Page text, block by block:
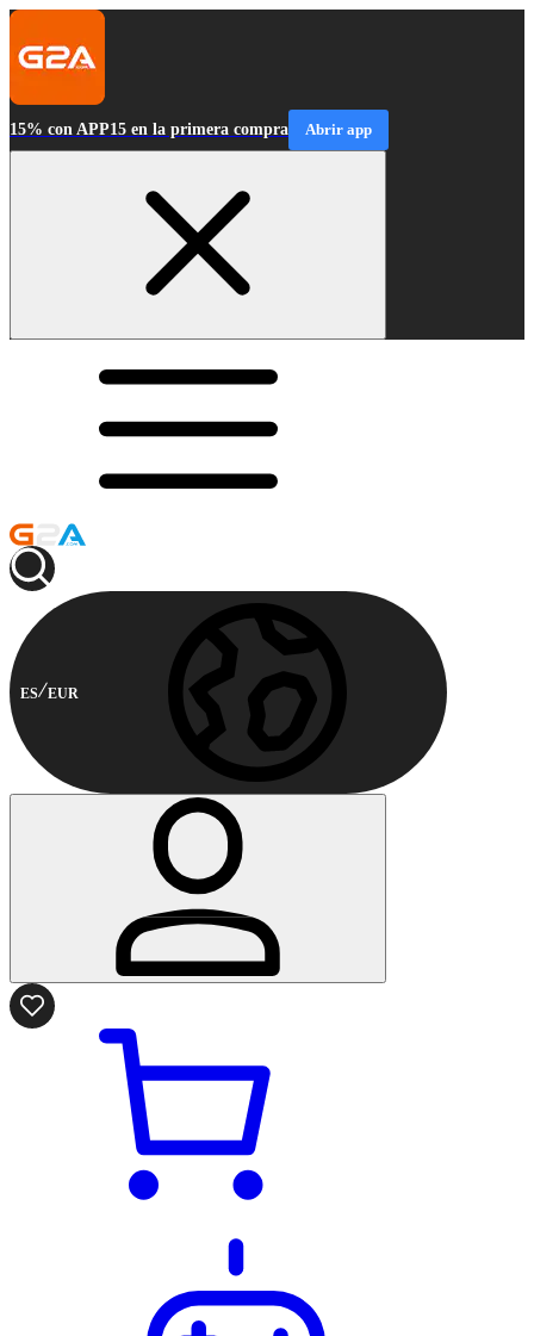
15% con APP15 en la primera compra Abrir app
ES EUR